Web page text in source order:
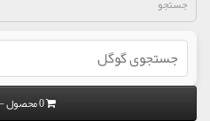
0 محصول - 0 تومان